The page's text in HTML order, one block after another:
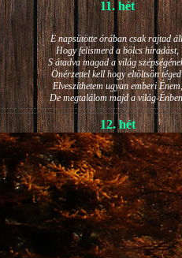
11. hét
E napsütötte órában csak rajtad
Hogy felismerd a bölcs híradást,
S átadva magad a világ
Önérzettel kell hogy eltöltsön
Elveszíthetem ugyan emberi Énem,
De megtalálom majd a világ-
12. hét
JÁNOS-NAPI HANGULAT
A világ szépséges ragyogása -
Lelkem mélyéről - arra kényszerít,
Késztessem kozmikus
Életem isteni képességeit:
Hogy saját lényemet elhagyjam,
S bizakodva keressem önmagam
A kozmikus hő- és fényáradatban.